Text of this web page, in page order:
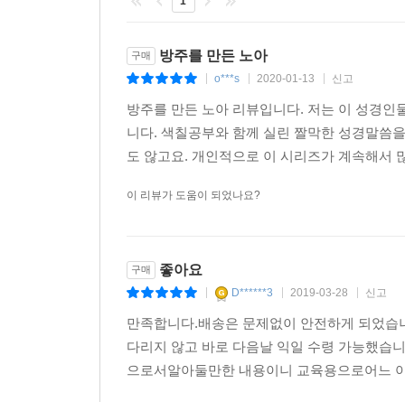
구매 방주를 만든 노아
o***s 2020-01-13 신고
방주를 만든 노아 리뷰입니다. 저는 이 성경
니다. 색칠공부와 함께 실린 짤막한 성경말씀
도 않고요. 개인적으로 이 시리즈가 계속해서
이 리뷰가 도움이 되었나요?
구매 좋아요
D******3 2019-03-28 신고
만족합니다.배송은 문제없이 안전하게 되었
다리지 않고 바로 다음날 익일 수령 가능했습
으로서알아둘만한 내용이니 교육용으로어느